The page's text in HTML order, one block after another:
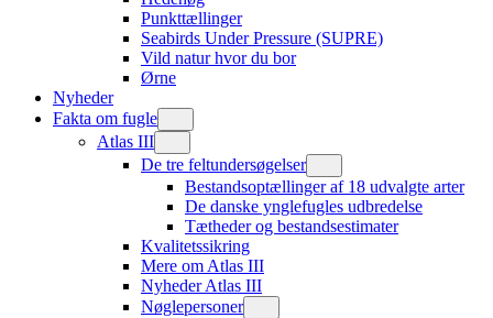
Punkttællinger
Seabirds Under Pressure (SUPRE)
Vild natur hvor du bor
Ørne
Nyheder
Fakta om fugle
Atlas III
De tre feltundersøgelser
Bestandsoptællinger af 18 udvalgte arter
De danske ynglefugles udbredelse
Tætheder og bestandsestimater
Kvalitetssikring
Mere om Atlas III
Nyheder Atlas III
Nøglepersoner